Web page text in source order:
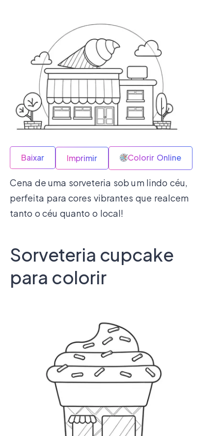
Baixar Imprimir Colorir Online
Cena de uma sorveteria sob um lindo céu,
perfeita para cores vibrantes que realcem
tanto o céu quanto o local!
Sorveteria cupcake
para colorir